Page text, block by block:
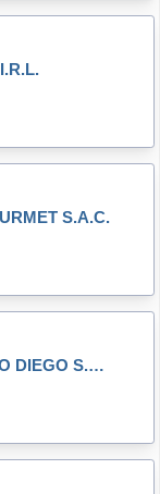
S.A.C.
TRANSPORTES PAOLO DIEGO S.A.C.